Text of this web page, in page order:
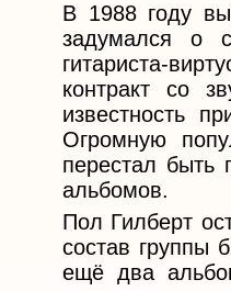
В 1988 году
задумался о
гитариста-
контракт со
известность
Огромную
перестал быть
альбомов.
Пол Гилберт
состав группы
ещё два